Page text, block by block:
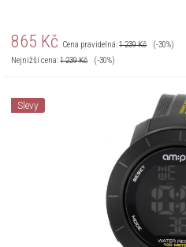
865 Kč Cena pravidelná:1 239Kč
(-30%)
Nejnižší cena:1 239Kč (-30%)
Slevy